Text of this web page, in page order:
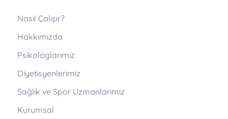
Nasıl Çalışır?
Hakkımızda
Psikologlarımız
Diyetisyenlerimiz
Sağlık ve Spor Uzmanlarımız
Kurumsal